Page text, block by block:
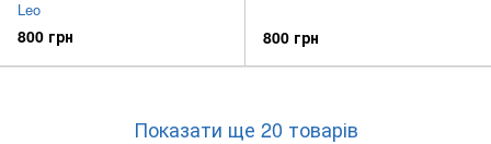
Leo
800 грн 800 грн
Показати ще 20 товарів